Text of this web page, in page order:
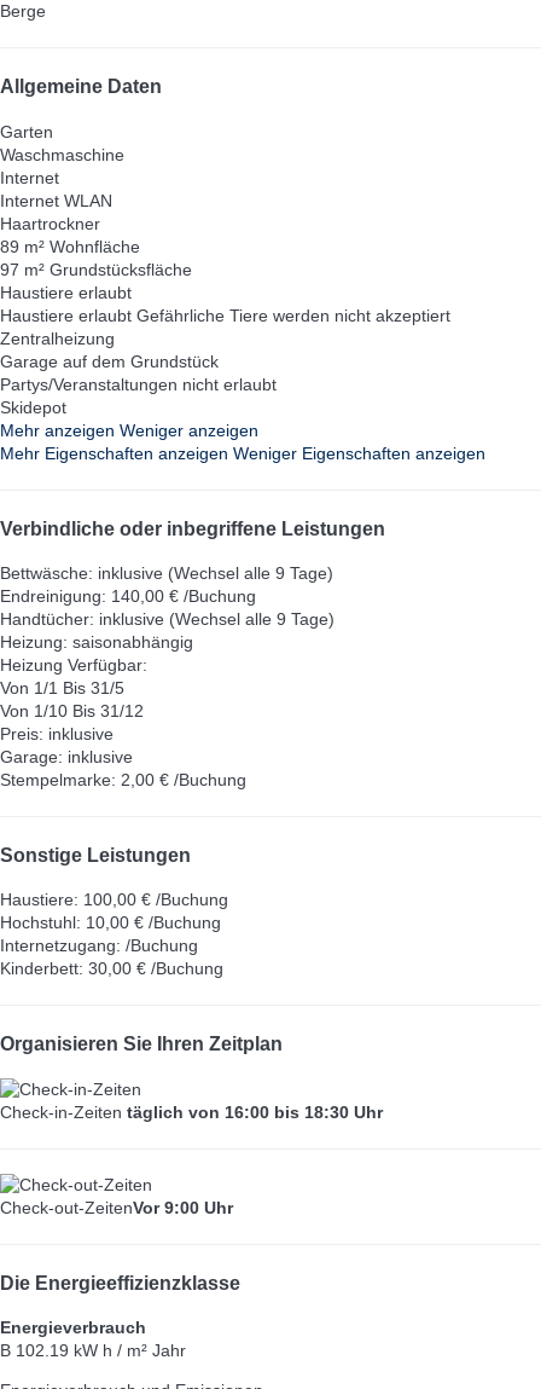
Berge
Allgemeine Daten
Garten
Waschmaschine
Internet
Internet WLAN
Haartrockner
89 m² Wohnfläche
97 m² Grundstücksfläche
Haustiere erlaubt
Haustiere erlaubt Gefährliche Tiere werden nicht akzeptiert
Zentralheizung
Garage auf dem Grundstück
Partys/Veranstaltungen nicht erlaubt
Skidepot
Mehr anzeigen Weniger anzeigen
Mehr Eigenschaften anzeigen Weniger Eigenschaften anzeigen
Verbindliche oder inbegriffene Leistungen
Bettwäsche: inklusive (Wechsel alle 9 Tage)
Endreinigung: 140,00 € /Buchung
Handtücher: inklusive (Wechsel alle 9 Tage)
Heizung: saisonabhängig
Heizung Verfügbar:
Von 1/1 Bis 31/5
Von 1/10 Bis 31/12
Preis: inklusive
Garage: inklusive
Stempelmarke: 2,00 € /Buchung
Sonstige Leistungen
Haustiere: 100,00 € /Buchung
Hochstuhl: 10,00 € /Buchung
Internetzugang: /Buchung
Kinderbett: 30,00 € /Buchung
Organisieren Sie Ihren Zeitplan
Check-in-Zeiten täglich von 16:00 bis 18:30 Uhr
Check-out-ZeitenVor 9:00 Uhr
Die Energieeffizienzklasse
Energieverbrauch
B 102.19 kW h / m² Jahr